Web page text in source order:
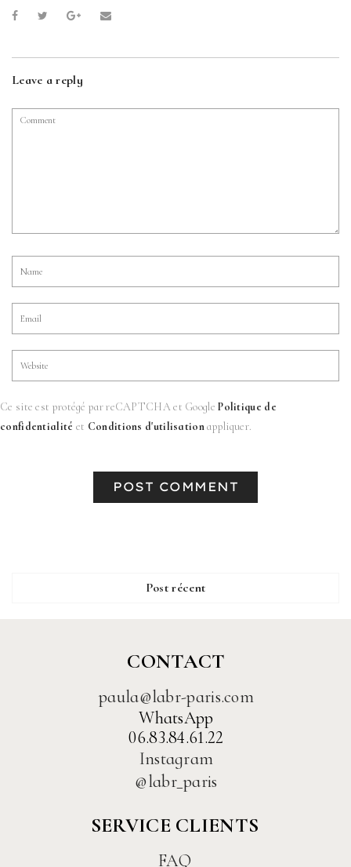
Leave a reply
Ce site est protégé par reCAPTCHA et GooglePolitique de
confidentialité et Conditions d'utilisationappliquer.
Post récent
CONTACT
paula@labr-paris.com
WhatsApp
06.83.84.61.22
Instagram
@labr_paris
SERVICE CLIENTS
FAQ